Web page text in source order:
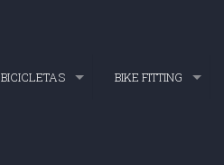
BICICLETAS BIKE FITTING